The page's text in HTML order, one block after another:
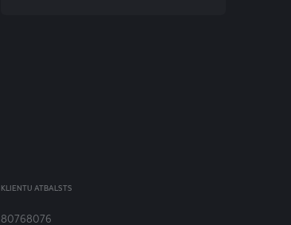
KLIENTU ATBALSTS
80768076